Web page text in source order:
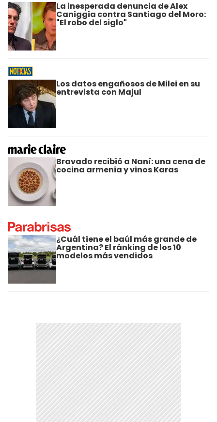
La inesperada denuncia de Alex
Caniggia contra Santiago del Moro:
"El robo del siglo"
Los datos engañosos de Milei en su
entrevista con Majul
Bravado recibió a Naní: una cena de
cocina armenia y vinos Karas
¿Cuál tiene el baúl más grande de
Argentina? El ránking de los 10
modelos más vendidos